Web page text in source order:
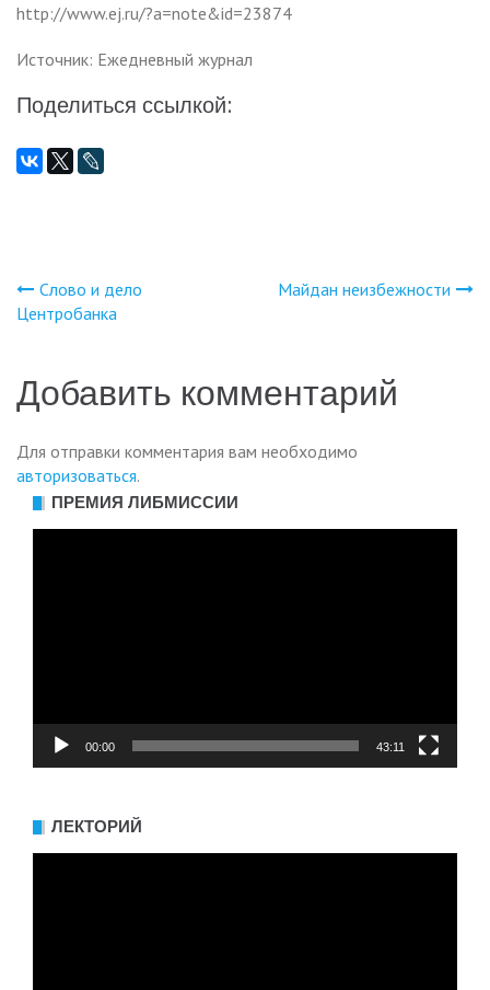
http://www.ej.ru/?a=note&id=23874
Источник: Ежедневный журнал
Поделиться ссылкой:
Навигация
записям
Слово и дело
Центробанка
Майдан неизбежности
Добавить комментарий
Для отправки комментария вам необходимо
авторизоваться.
ПРЕМИЯ ЛИБМИССИИ
00:00 43:11
ЛЕКТОРИЙ